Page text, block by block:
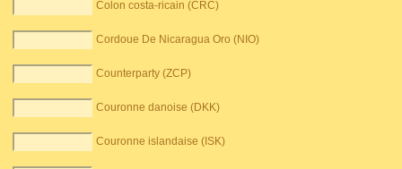
Colon costa-ricain (CRC)
Cordoue De Nicaragua Oro (NIO)
Counterparty (ZCP)
Couronne danoise (DKK)
Couronne islandaise (ISK)